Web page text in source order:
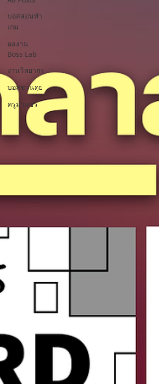
บอสสอนทำ
เกม
ผลงาน
Boss Lab
งานวิทยากร
บอสชวนคุย
ครูมาแชร์